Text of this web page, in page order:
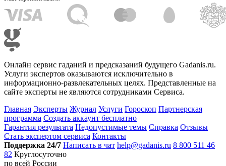
Онлайн сервис гаданий и предсказаний будущего Gadanis.ru.
Услуги экспертов оказываются исключительно в
информационно-развлекательных целях. Представленные на
сайте эксперты не являются сотрудниками Сервиса.
Главная Эксперты Журнал Услуги Гороскоп Партнерская
программа Создать аккаунт бесплатно
Гарантия результата Недопустимые темы Справка Отзывы
Стать экспертом сервиса Контакты
Поддержка 24/7 Написать в чат help@gadanis.ru 8 800 511 46
82 Круглосуточно
по всей России